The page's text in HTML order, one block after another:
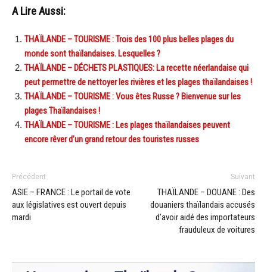
A Lire Aussi:
THAÏLANDE – TOURISME : Trois des 100 plus belles plages du
monde sont thaïlandaises. Lesquelles ?
THAÏLANDE – DÉCHETS PLASTIQUES: La recette néerlandaise qui
peut permettre de nettoyer les rivières et les plages thaïlandaises !
THAÏLANDE – TOURISME : Vous êtes Russe ? Bienvenue sur les
plages Thaïlandaises !
THAÏLANDE – TOURISME : Les plages thaïlandaises peuvent
encore rêver d’un grand retour des touristes russes
Précédent
ASIE – FRANCE : Le portail de vote
aux législatives est ouvert depuis
mardi
Suivant
THAÏLANDE – DOUANE : Des
douaniers thaïlandais accusés
d’avoir aidé des importateurs
frauduleux de voitures